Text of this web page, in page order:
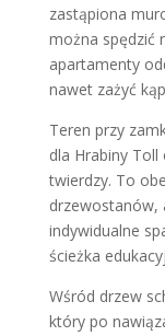
zastąpiona
można spędzić
apartamenty
nawet zażyć
Teren przy
dla Hrabiny
twierdzy. To
drzewostanów,
indywidualne
ścieżka
Wśród drzew
który po